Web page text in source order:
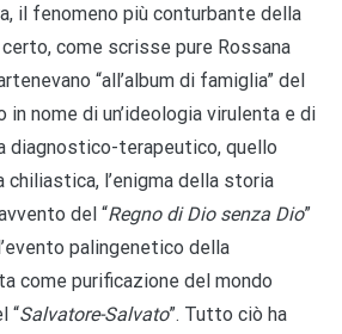
il fenomeno più conturbante della
come scrisse pure Rossana
“all’album di famiglia” del
in nome di un’ideologia virulenta e di
diagnostico-terapeutico, quello
chiliastica, l’enigma della storia
del “Regno di Dio senza Dio”
palingenetico della
come purificazione del mondo
“Salvatore-Salvato”. Tutto ciò ha